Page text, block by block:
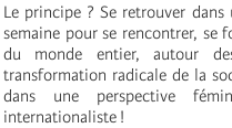
Le principe ? Se retrouver
semaine pour se rencontrer, se
du monde entier, autour
transformation radicale de la
dans une perspective
internationaliste !